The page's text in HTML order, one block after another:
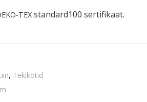
TEX standard100 sertifikaat.
, Tekikotid